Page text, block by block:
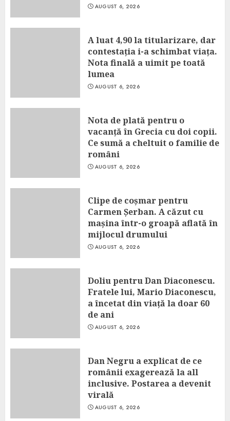
AUGUST 6, 2026
A luat 4,90 la titularizare, dar
contestația i-a schimbat viața.
Nota finală a uimit pe toată
lumea
AUGUST 6, 2026
Nota de plată pentru o
vacanță în Grecia cu doi copii.
Ce sumă a cheltuit o familie de
români
AUGUST 6, 2026
Clipe de coșmar pentru
Carmen Șerban. A căzut cu
mașina într-o groapă aflată în
mijlocul drumului
AUGUST 6, 2026
Doliu pentru Dan Diaconescu.
Fratele lui, Mario Diaconescu,
a încetat din viață la doar 60
de ani
AUGUST 6, 2026
Dan Negru a explicat de ce
românii exagerează la all
inclusive. Postarea a devenit
virală
AUGUST 6, 2026